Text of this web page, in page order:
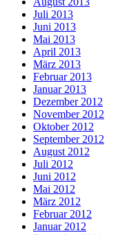
Juli 2013
Juni 2013
Mai 2013
April 2013
März 2013
Februar 2013
Januar 2013
Dezember 2012
November 2012
Oktober 2012
September 2012
August 2012
Juli 2012
Juni 2012
Mai 2012
März 2012
Februar 2012
Januar 2012